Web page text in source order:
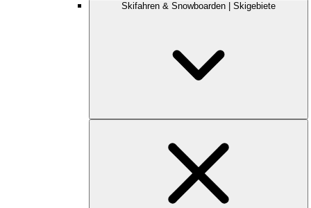
Skifahren & Snowboarden | Skigebiete